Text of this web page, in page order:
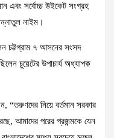
এবং সর্বোচ্চ উইকেট সংগ্রহ
নাইম।
চট্টগ্রাম ৭ আসনের সংসদ
চুয়েটের উপাচার্য অধ্যাপক
“তরুণদের নিয়ে বর্তমান সরকার
আমাদের পরের প্রজন্মকে যেন